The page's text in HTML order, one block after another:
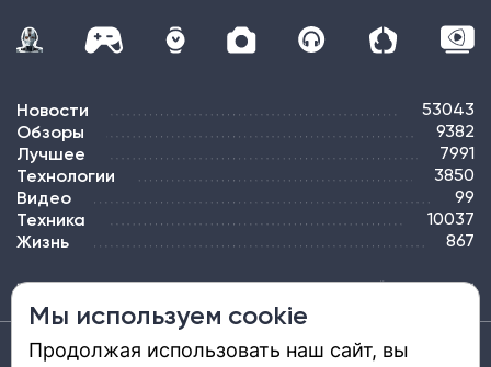
Новости 53043
Обзоры 9382
Лучшее 7991
Технологии 3850
Видео 99
Техника 10037
Жизнь 867
ПОДПИСКА РЕКЛАМА КОНТАКТЫ КАРТА САЙТА ТЭГИ
Средство массовой информации «DGL.RU — Цифровой мир» (www.dgl.ru).
Реестровая запись средства массовой информации (СМИ) сетевого издания ЭЛ №
Мы используем cookie
Продолжая использовать наш сайт, вы